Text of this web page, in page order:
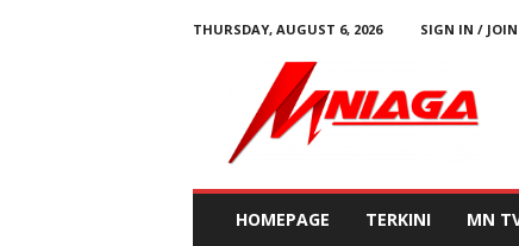
THURSDAY, AUGUST 6, 2026 SIGN IN / JOIN
HOMEPAGE TERKINI MN